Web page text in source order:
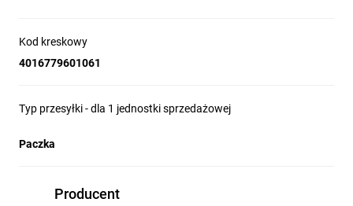
Kod kreskowy
4016779601061
Typ przesyłki - dla 1 jednostki sprzedażowej
Paczka
Producent